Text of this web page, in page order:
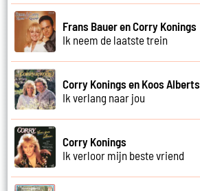
Frans Bauer en Corry Konings
Ik neem de laatste trein
Corry Konings en Koos Alberts
Ik verlang naar jou
Corry Konings
Ik verloor mijn beste vriend